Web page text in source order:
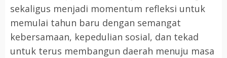
sekaligus menjadi momentum refleksi untuk
memulai tahun baru dengan semangat
kebersamaan, kepedulian sosial, dan tekad
untuk terus membangun daerah menuju masa